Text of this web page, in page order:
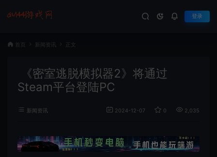
登录
首页 新闻资讯 正文
《密室逃脱模拟器2》将通过
Steam平台登陆PC
新闻资讯 2024-12-07 0 2,035